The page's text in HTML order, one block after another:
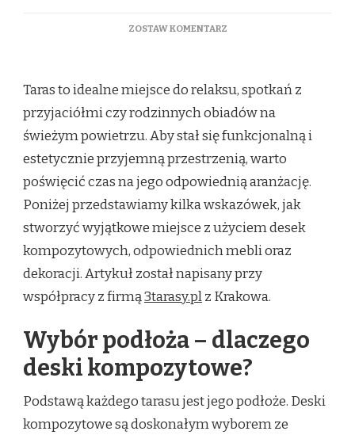
ZOSTAW KOMENTARZDO
–
I
POMYSŁY
Taras to idealne miejsce do relaksu, spotkań z
przyjaciółmi czy rodzinnych obiadów na
świeżym powietrzu. Aby stał się funkcjonalną i
estetycznie przyjemną przestrzenią, warto
poświęcić czas na jego odpowiednią aranżację.
Poniżej przedstawiamy kilka wskazówek, jak
stworzyć wyjątkowe miejsce z użyciem desek
kompozytowych, odpowiednich mebli oraz
dekoracji. Artykuł został napisany przy
współpracy z firmą3tarasy.plz Krakowa.
Wybór podłoża – dlaczego
deski kompozytowe?
Podstawą każdego tarasu jest jego podłoże. Deski
kompozytowe są doskonałym wyborem ze